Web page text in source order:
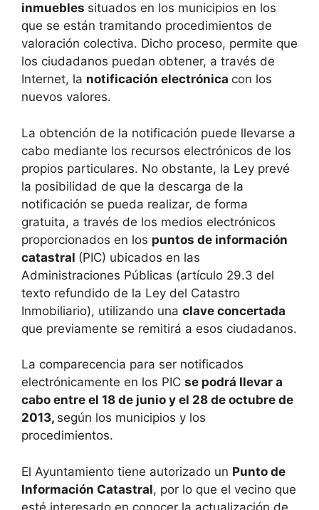
inmuebles situados en los municipios en los
que se están tramitando procedimientos de
valoración colectiva. Dicho proceso, permite que
los ciudadanos puedan obtener, a través de
Internet, la notificación electrónica con los
nuevos valores.
La obtención de la notificación puede llevarse a
cabo mediante los recursos electrónicos de los
propios particulares. No obstante, la Ley prevé
la posibilidad de que la descarga de la
notificación se pueda realizar, de forma
gratuita, a través de los medios electrónicos
proporcionados en los puntos de información
catastral (PIC) ubicados en las
Administraciones Públicas (artículo 29.3 del
texto refundido de la Ley del Catastro
Inmobiliario), utilizando una clave concertada
que previamente se remitirá a esos ciudadanos.
La comparecencia para ser notificados
electrónicamente en los PIC se podrá llevar a
cabo entre el 18 de junio y el 28 de octubre de
2013, según los municipios y los
procedimientos.
El Ayuntamiento tiene autorizado un Punto de
Información Catastral, por lo que el vecino que
esté interesado en conocer la actualización de